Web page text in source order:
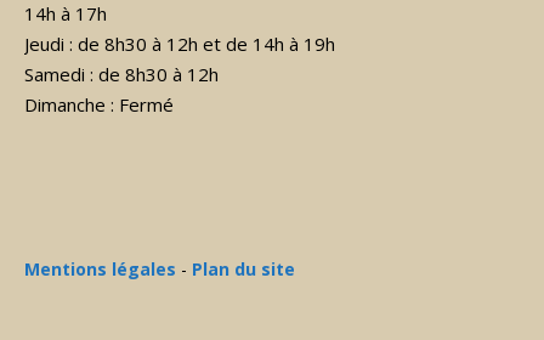
14h à 17h
Jeudi : de 8h30 à 12h et de 14h à 19h
Samedi : de 8h30 à 12h
Dimanche : Fermé
Mentions légales - Plan du site